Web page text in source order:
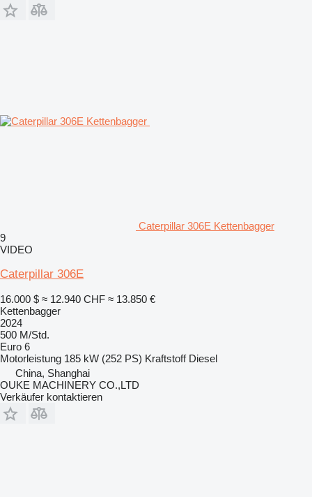
Caterpillar 306E Kettenbagger
9
VIDEO
Caterpillar 306E
16.000 $ ≈ 12.940 CHF ≈ 13.850 €
Kettenbagger
2024
500 M/Std.
Euro 6
Motorleistung 185 kW (252 PS) Kraftstoff Diesel
China, Shanghai
OUKE MACHINERY CO.,LTD
Verkäufer kontaktieren